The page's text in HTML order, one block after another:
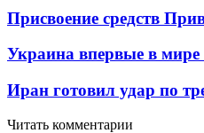
Присвоение средств
Украина впервые в
Иран готовил удар по
Читать комментарии